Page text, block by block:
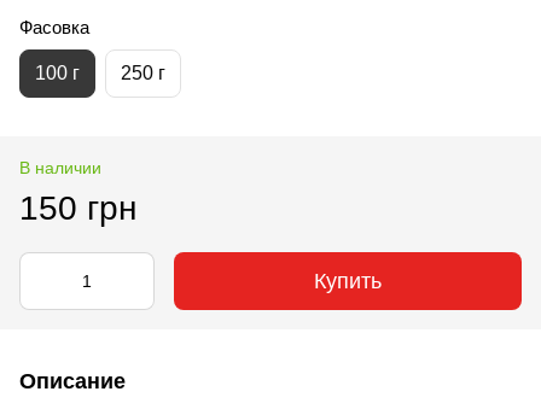
Фасовка
100 г 250 г
В наличии
150 грн
Купить
Описание